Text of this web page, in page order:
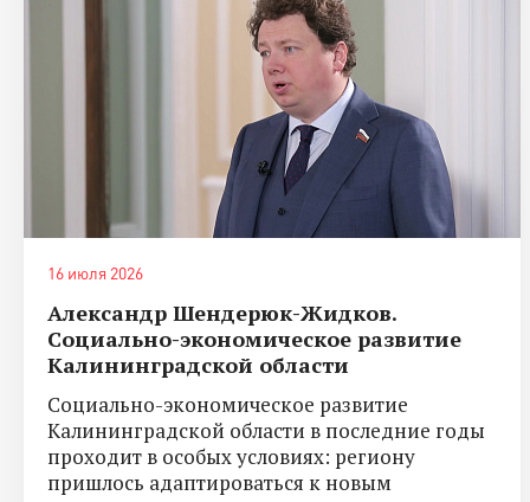
16 июля 2026
Александр Шендерюк-Жидков.
Социально-экономическое развитие
Калининградской области
Социально-экономическое развитие
Калининградской области в последние годы
проходит в особых условиях: региону
пришлось адаптироваться к новым